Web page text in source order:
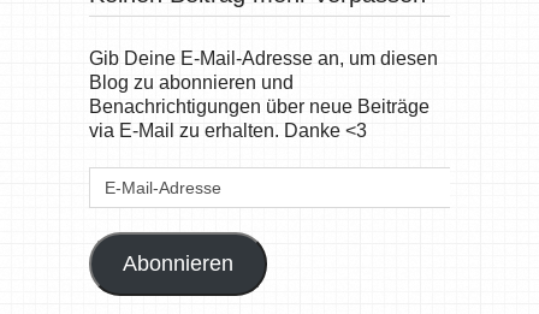
Gib Deine E-Mail-Adresse an, um diesen
Blog zu abonnieren und
Benachrichtigungen über neue Beiträge
via E-Mail zu erhalten. Danke <3
E-
Abonnieren